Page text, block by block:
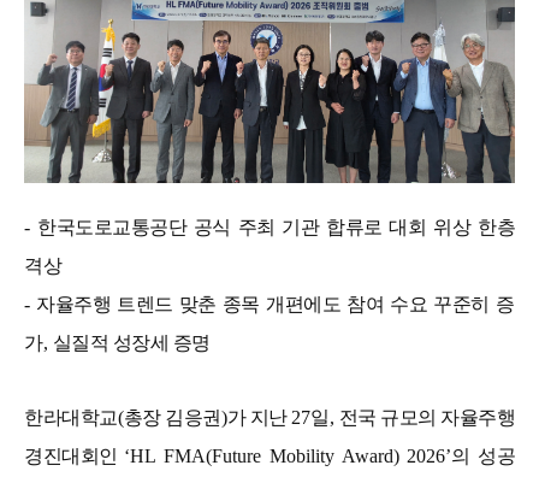
- 한국도로교통공단 공식 주최 기관 합류로 대회 위상 한층
격상
- 자율주행 트렌드 맞춘 종목 개편에도 참여 수요 꾸준히 증
가, 실질적 성장세 증명
한라대학교(총장 김응권)가 지난 27일, 전국 규모의 자율주행
경진대회인 ‘HL FMA(Future Mobility Award) 2026’의 성공